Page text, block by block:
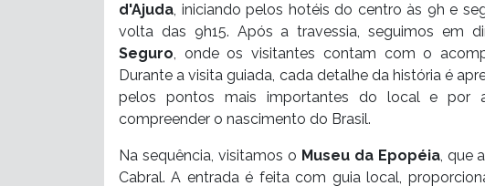
d'Ajuda, iniciando pelos hotéis do centro às 9h e
volta das 9h15. Após a travessia, seguimos em
Seguro, onde os visitantes contam com o
Durante a visita guiada, cada detalhe da história é
pelos pontos mais importantes do local e por
compreender o nascimento do Brasil.
Na sequência, visitamos o Museu da Epopéia, que
Cabral. A entrada é feita com guia local,